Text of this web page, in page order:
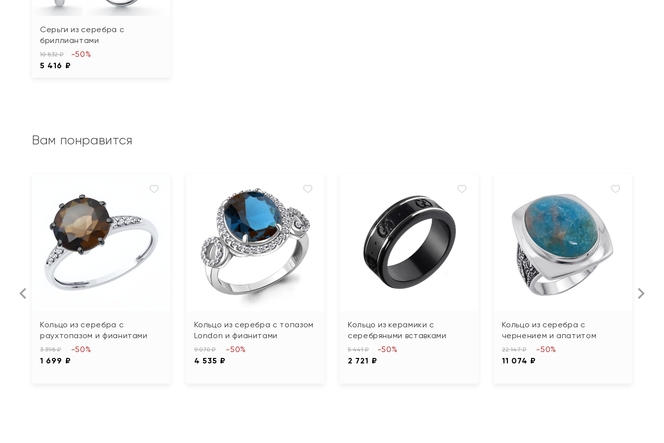
Серьги из серебра с
бриллиантами
10 832 ₽
5 416 ₽
-50%
Вам понравится
Кольцо из серебра с
раухтопазом и фианитами
3 398 ₽
1 699 ₽
-50%
Кольцо из серебра с топазом
London и фианитами
9 070 ₽
4 535 ₽
-50%
Кольцо из керамики с
серебряными вставками
5 441 ₽
2 721 ₽
-50%
Кольцо из серебра с
чернением и апатитом
22 147 ₽
11 074 ₽
-50%